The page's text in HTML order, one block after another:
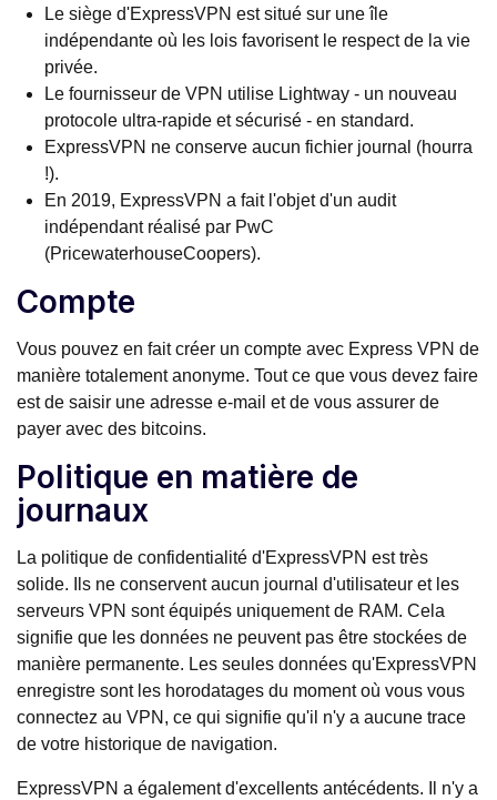
Le siège d'ExpressVPN est situé sur une île
indépendante où les lois favorisent le respect de la vie
privée.
Le fournisseur de VPN utilise Lightway - un nouveau
protocole ultra-rapide et sécurisé - en standard.
ExpressVPN ne conserve aucun fichier journal (hourra
!).
En 2019, ExpressVPN a fait l'objet d'un audit
indépendant réalisé par PwC
(PricewaterhouseCoopers).
Compte
Vous pouvez en fait créer un compte avec Express VPN de
manière totalement anonyme. Tout ce que vous devez faire
est de saisir une adresse e-mail et de vous assurer de
payer avec des bitcoins.
Politique en matière de
journaux
La politique de confidentialité d'ExpressVPN est très
solide. Ils ne conservent aucun journal d'utilisateur et les
serveurs VPN sont équipés uniquement de RAM. Cela
signifie que les données ne peuvent pas être stockées de
manière permanente. Les seules données qu'ExpressVPN
enregistre sont les horodatages du moment où vous vous
connectez au VPN, ce qui signifie qu'il n'y a aucune trace
de votre historique de navigation.
ExpressVPN a également d'excellents antécédents. Il n'y a